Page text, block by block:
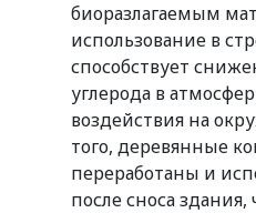
биоразлагаемым
использование в
способствует
углерода в
воздействия на
того, деревянные
переработаны и
после сноса здания,